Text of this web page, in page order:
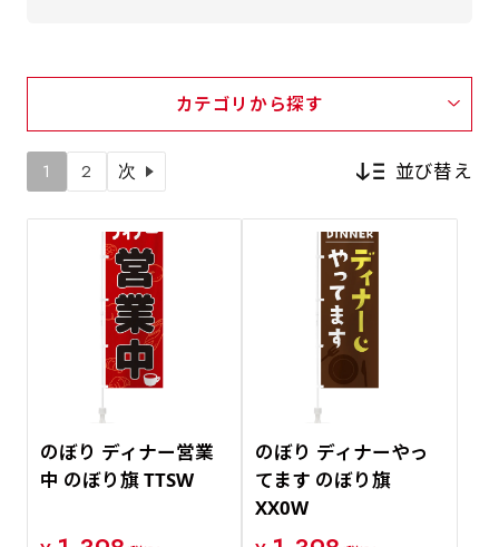
カテゴリから探す
1 2 次 並び替え
新着順
価格が安い順
価格が高い順
のぼり ディナー営業
中 のぼり旗 TTSW
のぼり ディナーやっ
てます のぼり旗
XX0W